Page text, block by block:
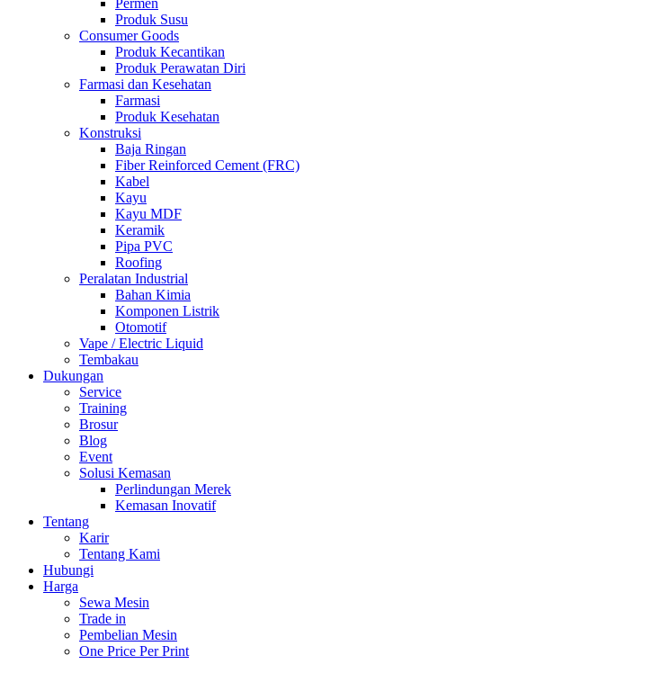
Permen
Produk Susu
Consumer Goods
Produk Kecantikan
Produk Perawatan Diri
Farmasi dan Kesehatan
Farmasi
Produk Kesehatan
Konstruksi
Baja Ringan
Fiber Reinforced Cement (FRC)
Kabel
Kayu
Kayu MDF
Keramik
Pipa PVC
Roofing
Peralatan Industrial
Bahan Kimia
Komponen Listrik
Otomotif
Vape / Electric Liquid
Tembakau
Dukungan
Service
Training
Brosur
Blog
Event
Solusi Kemasan
Perlindungan Merek
Kemasan Inovatif
Tentang
Karir
Tentang Kami
Hubungi
Harga
Sewa Mesin
Trade in
Pembelian Mesin
One Price Per Print